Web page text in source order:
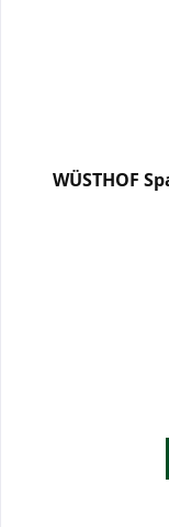
WÜSTHOF